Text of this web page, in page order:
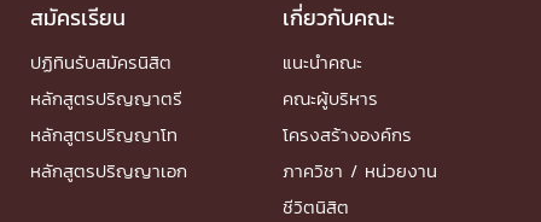
สมัครเรียน
ปฏิทินรับสมัครนิสิต
หลักสูตรปริญญาตรี
หลักสูตรปริญญาโท
หลักสูตรปริญญาเอก
เกี่ยวกับคณะ
แนะนำคณะ
คณะผู้บริหาร
โครงสร้างองค์กร
ภาควิชา / หน่วยงาน
ชีวิตนิสิต